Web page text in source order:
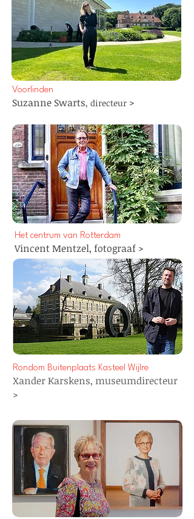
Voorlinden
Suzanne Swarts, directeur >
Het centrum van Rotterdam
Vincent Mentzel, fotograaf >
Rondom Buitenplaats Kasteel Wijlre
Xander Karskens, museumdirecteur
>